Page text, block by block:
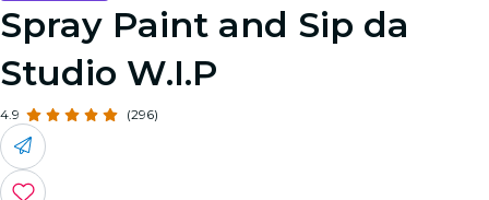
Spray Paint and Sip da
Studio W.I.P
4.9 (296)